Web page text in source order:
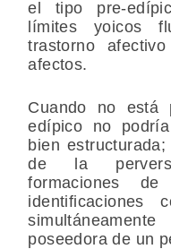
el tipo pre-
límites yoicos
trastorno
afectos.
Cuando no está
edípico no
bien
de la
formaciones
poseedora de un